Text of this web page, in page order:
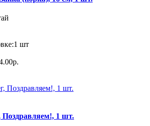
1 шт
Поздравляем!, 1 шт.